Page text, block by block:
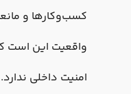
کسب‌وکارها و
واقعیت این است
امنیت داخلی